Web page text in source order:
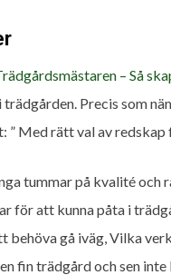
– Så
Precis som
Med rätt val av
tummar på kvalité
för att kunna påta i
gå iväg, Vilka
fin trädgård och sen